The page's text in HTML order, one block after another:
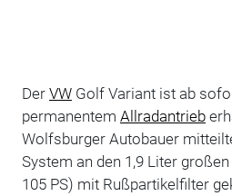
Der VWGolf Variant ist ab
permanentem Allradantrieb
Wolfsburger Autobauer
System an den 1,9 Liter
105 PS) mit Rußpartikelfilter